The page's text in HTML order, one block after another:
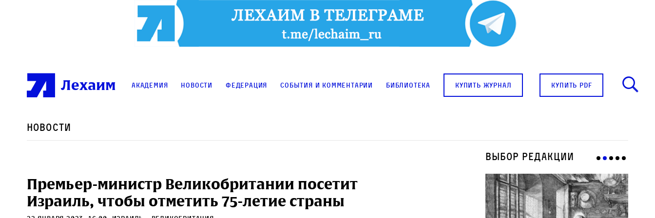
Лехаим Академия Новости Федерация События и комментарии Библиотека купить журнал купить pdf
Новости
Премьер-министр Великобритании посетит
Израиль, чтобы отметить 75-летие страны
Выбор редакции